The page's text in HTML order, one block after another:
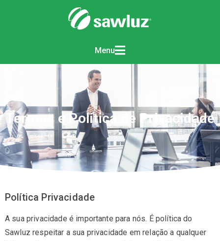
Menu
Termos e Política de Privacidade
Política Privacidade
A sua privacidade é importante para nós. É política do
Sawluz respeitar a sua privacidade em relação a qualquer